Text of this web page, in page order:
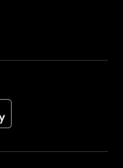
(opens in a new tab)